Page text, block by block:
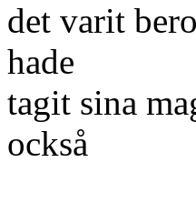
det varit
hade
tagit sina
också